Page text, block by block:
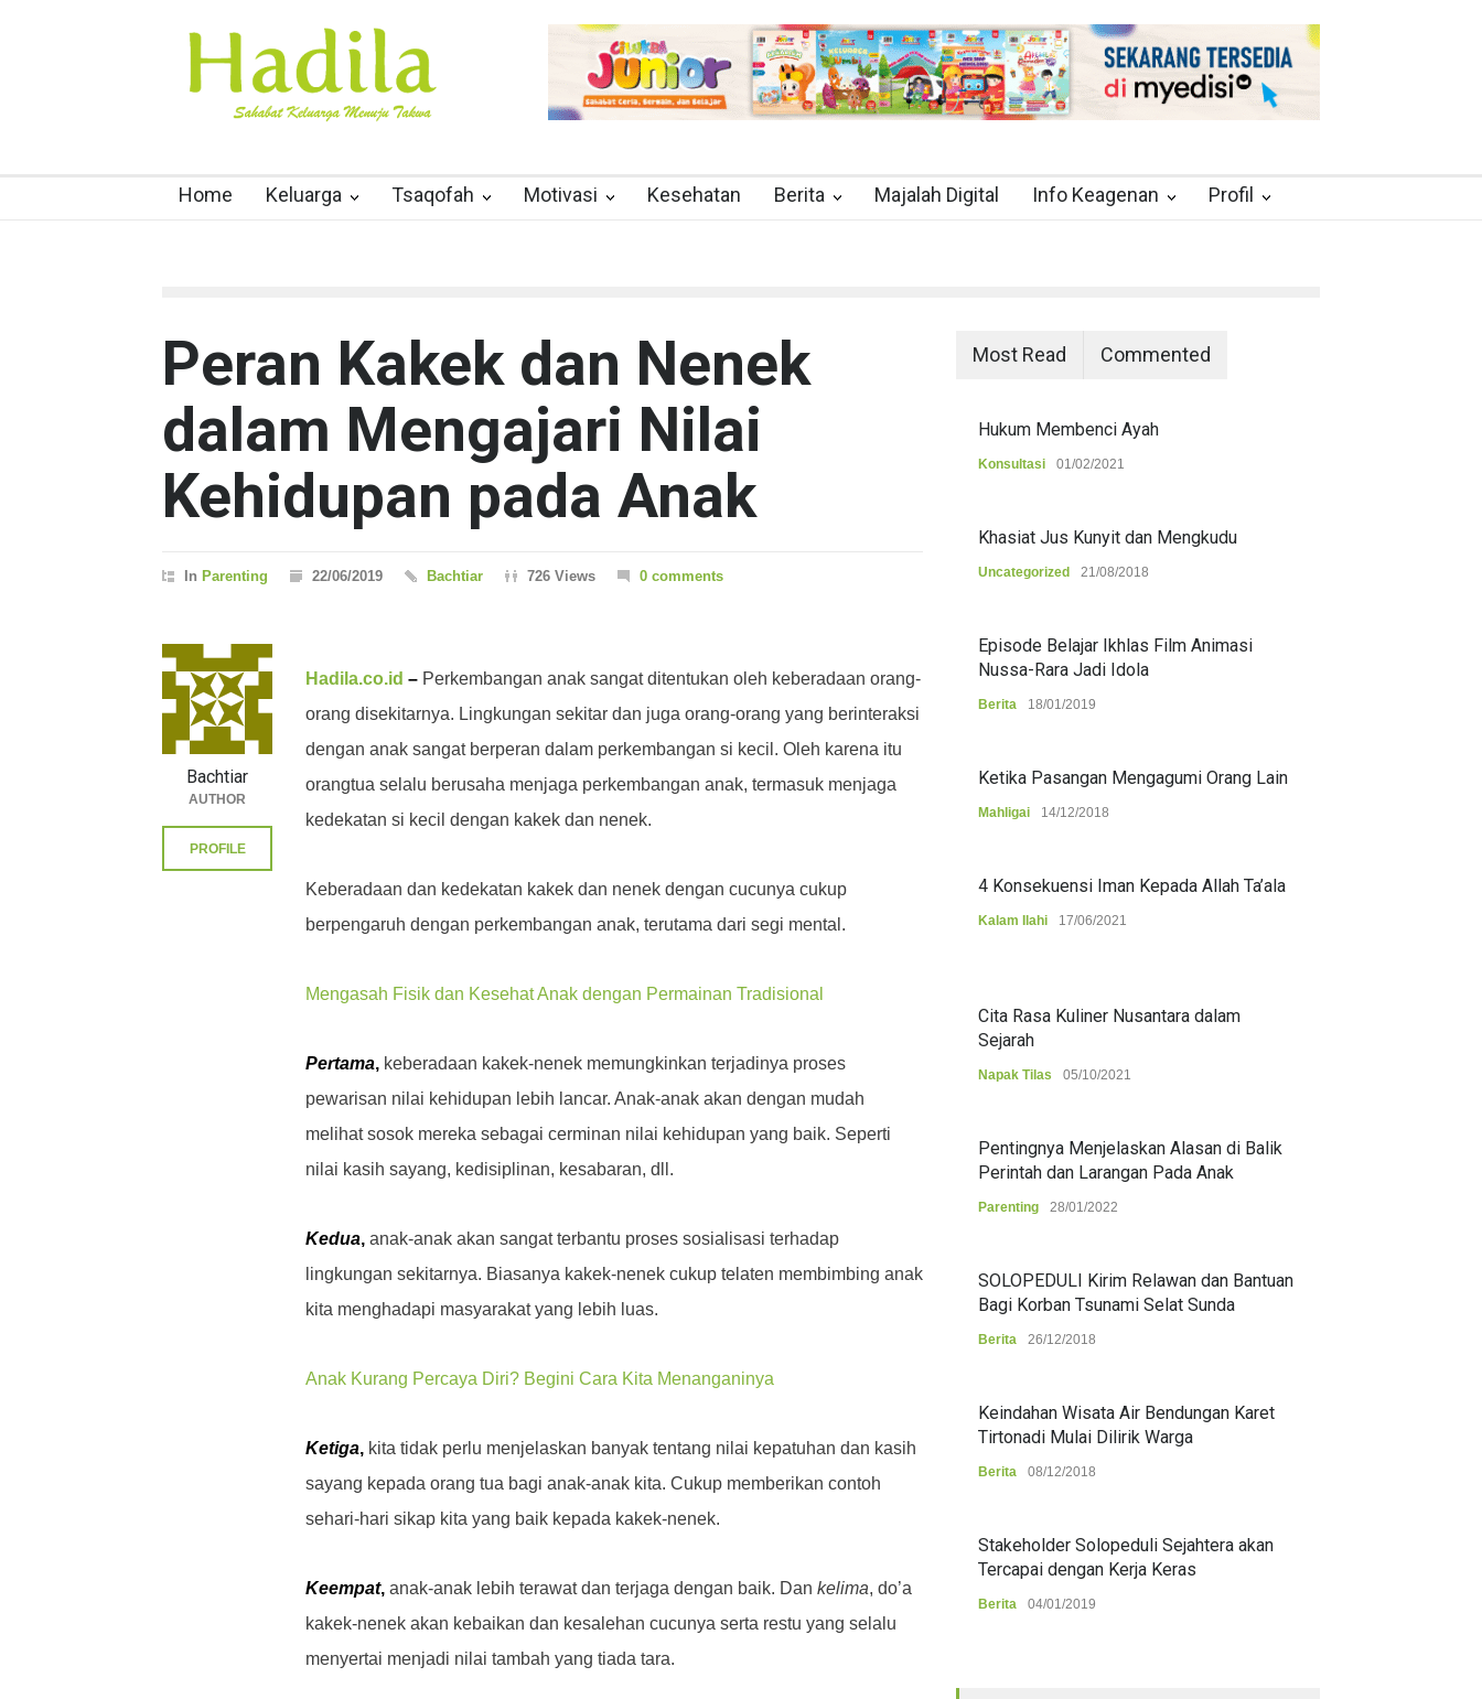
Home Keluarga Tsaqofah Motivasi Kesehatan Berita Majalah Digital Info Keagenan Profil
Peran Kakek dan Nenek
dalam Mengajari Nilai
Kehidupan pada Anak
In Parenting 22/06/2019 Bachtiar 726 Views 0 comments
Hadila.co.id – Perkembangan anak sangat ditentukan oleh keberadaan orang-
orang disekitarnya. Lingkungan sekitar dan juga orang-orang yang berinteraksi
dengan anak sangat berperan dalam perkembangan si kecil. Oleh karena itu
orangtua selalu berusaha menjaga perkembangan anak, termasuk menjaga
kedekatan si kecil dengan kakek dan nenek.
Keberadaan dan kedekatan kakek dan nenek dengan cucunya cukup
berpengaruh dengan perkembangan anak, terutama dari segi mental.
Mengasah Fisik dan Kesehat Anak dengan Permainan Tradisional
Pertama, keberadaan kakek-nenek memungkinkan terjadinya proses
pewarisan nilai kehidupan lebih lancar. Anak-anak akan dengan mudah
melihat sosok mereka sebagai cerminan nilai kehidupan yang baik. Seperti
nilai kasih sayang, kedisiplinan, kesabaran, dll.
Kedua, anak-anak akan sangat terbantu proses sosialisasi terhadap
lingkungan sekitarnya. Biasanya kakek-nenek cukup telaten membimbing anak
kita menghadapi masyarakat yang lebih luas.
Anak Kurang Percaya Diri? Begini Cara Kita Menanganinya
Ketiga, kita tidak perlu menjelaskan banyak tentang nilai kepatuhan dan kasih
sayang kepada orang tua bagi anak-anak kita. Cukup memberikan contoh
sehari-hari sikap kita yang baik kepada kakek-nenek.
Keempat, anak-anak lebih terawat dan terjaga dengan baik. Dan kelima, do’a
kakek-nenek akan kebaikan dan kesalehan cucunya serta restu yang selalu
menyertai menjadi nilai tambah yang tiada tara.
Bachtiar
AUTHOR
PROFILE
Most Read Commented
Hukum Membenci Ayah
Konsultasi 01/02/2021
Khasiat Jus Kunyit dan Mengkudu
Uncategorized 21/08/2018
Episode Belajar Ikhlas Film Animasi
Nussa-Rara Jadi Idola
Berita 18/01/2019
Ketika Pasangan Mengagumi Orang Lain
Mahligai 14/12/2018
4 Konsekuensi Iman Kepada Allah Ta’ala
Kalam Ilahi 17/06/2021
Cita Rasa Kuliner Nusantara dalam
Sejarah
Napak Tilas 05/10/2021
Pentingnya Menjelaskan Alasan di Balik
Perintah dan Larangan Pada Anak
Parenting 28/01/2022
SOLOPEDULI Kirim Relawan dan Bantuan
Bagi Korban Tsunami Selat Sunda
Berita 26/12/2018
Keindahan Wisata Air Bendungan Karet
Tirtonadi Mulai Dilirik Warga
Berita 08/12/2018
Stakeholder Solopeduli Sejahtera akan
Tercapai dengan Kerja Keras
Berita 04/01/2019